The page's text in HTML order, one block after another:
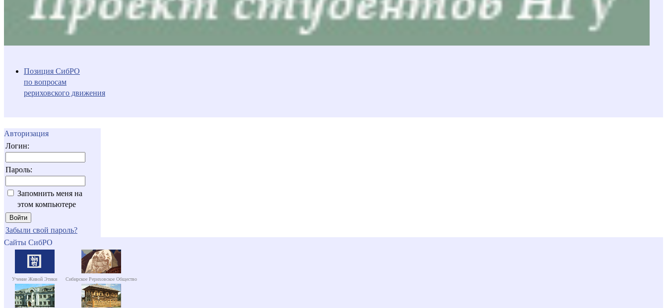
Позиция СибРО
по вопросам
рериховского движения
Авторизация
Логин:
Пароль:
Запомнить меня на
этом компьютере
Забыли свой пароль?
Сайты СибРО
Учение Живой Этики Сибирское Рериховское Общество